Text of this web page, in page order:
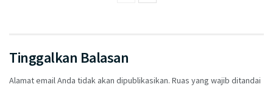
Tinggalkan Balasan
Alamat email Anda tidak akan dipublikasikan. Ruas yang wajib ditandai